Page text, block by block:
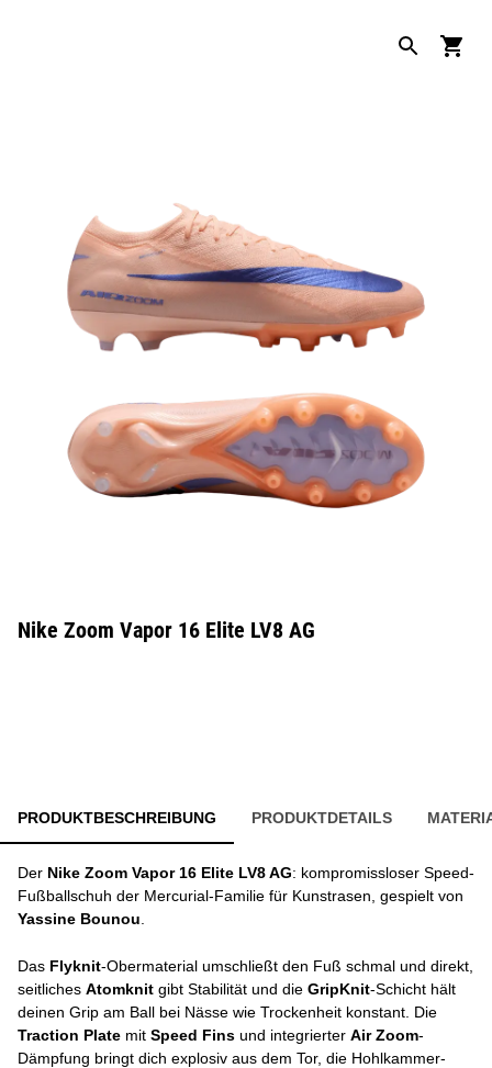
Nike Zoom Vapor 16 Elite LV8 AG
PRODUKTBESCHREIBUNG PRODUKTDETAILS
Der Nike Zoom Vapor 16 Elite LV8 AG: kompromissloser Speed-
Fußballschuh der Mercurial-Familie für Kunstrasen, gespielt von
Yassine Bounou
Das Flyknit-Obermaterial umschließt den Fuß schmal und direkt,
seitliches Atomknit gibt Stabilität und die GripKnit-Schicht hält
deinen Grip am Ball bei Nässe wie Trockenheit konstant. Die
Traction Plate mit Speed Fins und integrierter Air Zoom-
Dämpfung bringt dich explosiv aus dem Tor, die Hohlkammer-